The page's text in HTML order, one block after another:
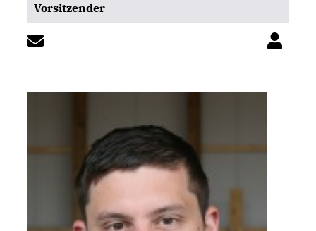
Vorsitzender